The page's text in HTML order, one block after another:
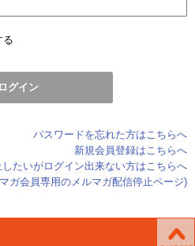
る
パスワードを忘れた方はこちらへ
新規会員登録はこちらへ
したいがログイン出来ない方はこちらへ
ガ会員専用のメルマガ配信停止ページ)